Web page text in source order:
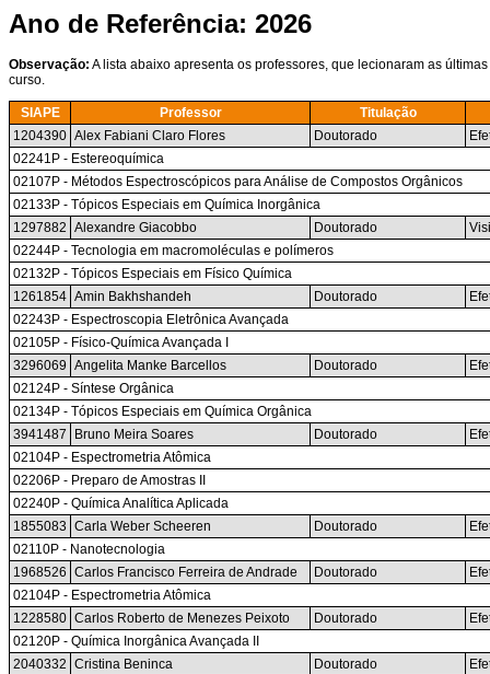
Ano de Referência: 2026
Observação: A lista abaixo apresenta os professores, que lecionaram as
curso.
SIAPE Professor
Titulação
1204390 Alex Fabiani Claro Flores Doutorado
02241P - Estereoquímica
02107P - Métodos Espectroscópicos para Análise de Compostos Orgânicos
02133P - Tópicos Especiais em Química Inorgânica
1297882 Alexandre Giacobbo Doutorado
02244P - Tecnologia em macromoléculas e polímeros
02132P - Tópicos Especiais em Físico Química
1261854 Amin Bakhshandeh Doutorado
02243P - Espectroscopia Eletrônica Avançada
02105P - Físico-Química Avançada I
3296069 Angelita Manke Barcellos Doutorado
02124P - Síntese Orgânica
02134P - Tópicos Especiais em Química Orgânica
3941487
Bruno Meira Soares Doutorado
02104P - Espectrometria Atômica
02206P - Preparo de Amostras II
02240P - Química Analítica Aplicada
1855083 Carla Weber Scheeren Doutorado
02110P - Nanotecnologia
1968526 Carlos Francisco Ferreira de Andrade Doutorado
02104P - Espectrometria Atômica
1228580 Carlos Roberto de Menezes Peixoto Doutorado
02120P - Química Inorgânica Avançada II
2040332 Cristina Beninca Doutorado